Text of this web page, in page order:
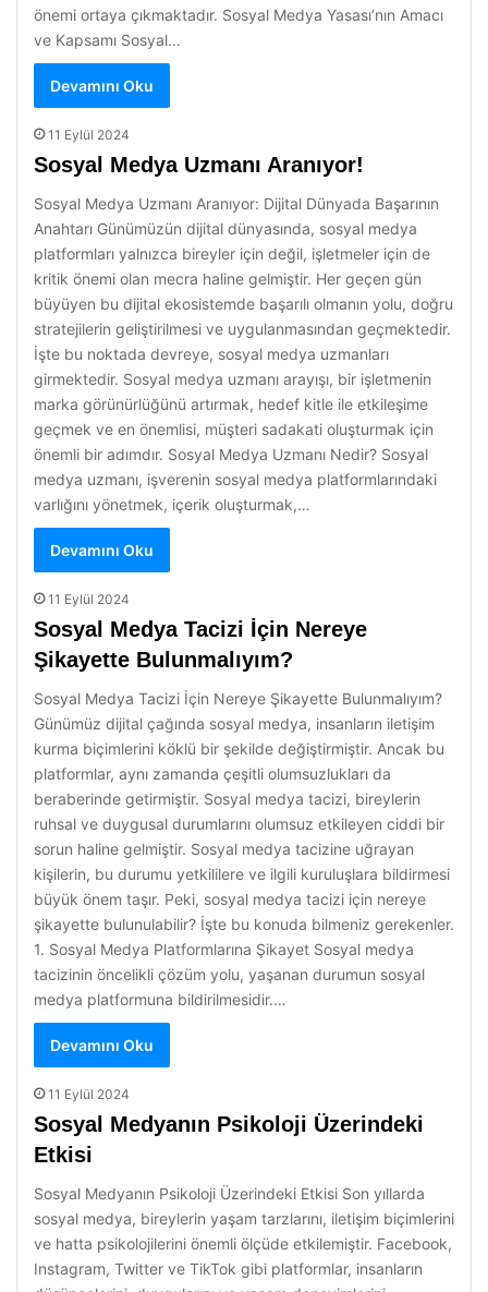
önemi ortaya çıkmaktadır. Sosyal Medya Yasası’nın Amacı
ve Kapsamı Sosyal…
Devamını Oku
11 Eylül 2024
Sosyal Medya Uzmanı Aranıyor!
Sosyal Medya Uzmanı Aranıyor: Dijital Dünyada Başarının
Anahtarı Günümüzün dijital dünyasında, sosyal medya
platformları yalnızca bireyler için değil, işletmeler için de
kritik önemi olan mecra haline gelmiştir. Her geçen gün
büyüyen bu dijital ekosistemde başarılı olmanın yolu, doğru
stratejilerin geliştirilmesi ve uygulanmasından geçmektedir.
İşte bu noktada devreye, sosyal medya uzmanları
girmektedir. Sosyal medya uzmanı arayışı, bir işletmenin
marka görünürlüğünü artırmak, hedef kitle ile etkileşime
geçmek ve en önemlisi, müşteri sadakati oluşturmak için
önemli bir adımdır. Sosyal Medya Uzmanı Nedir? Sosyal
medya uzmanı, işverenin sosyal medya platformlarındaki
varlığını yönetmek, içerik oluşturmak,…
Devamını Oku
11 Eylül 2024
Sosyal Medya Tacizi İçin Nereye
Şikayette Bulunmalıyım?
Sosyal Medya Tacizi İçin Nereye Şikayette Bulunmalıyım?
Günümüz dijital çağında sosyal medya, insanların iletişim
kurma biçimlerini köklü bir şekilde değiştirmiştir. Ancak bu
platformlar, aynı zamanda çeşitli olumsuzlukları da
beraberinde getirmiştir. Sosyal medya tacizi, bireylerin
ruhsal ve duygusal durumlarını olumsuz etkileyen ciddi bir
sorun haline gelmiştir. Sosyal medya tacizine uğrayan
kişilerin, bu durumu yetkililere ve ilgili kuruluşlara bildirmesi
büyük önem taşır. Peki, sosyal medya tacizi için nereye
şikayette bulunulabilir? İşte bu konuda bilmeniz gerekenler.
1. Sosyal Medya Platformlarına Şikayet Sosyal medya
tacizinin öncelikli çözüm yolu, yaşanan durumun sosyal
medya platformuna bildirilmesidir.…
Devamını Oku
11 Eylül 2024
Sosyal Medyanın Psikoloji Üzerindeki
Etkisi
Sosyal Medyanın Psikoloji Üzerindeki Etkisi Son yıllarda
sosyal medya, bireylerin yaşam tarzlarını, iletişim biçimlerini
ve hatta psikolojilerini önemli ölçüde etkilemiştir. Facebook,
Instagram, Twitter ve TikTok gibi platformlar, insanların